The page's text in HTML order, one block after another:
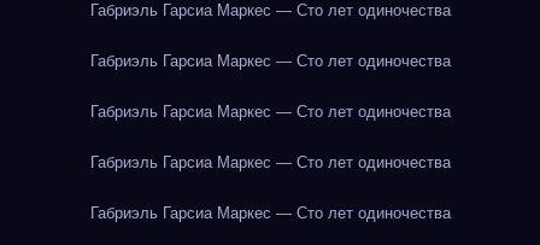
Габриэль Гарсиа Маркес — Сто лет одиночества
Габриэль Гарсиа Маркес — Сто лет одиночества
Габриэль Гарсиа Маркес — Сто лет одиночества
Габриэль Гарсиа Маркес — Сто лет одиночества
Габриэль Гарсиа Маркес — Сто лет одиночества